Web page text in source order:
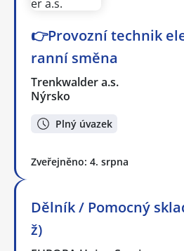
👉Provozní technik
ranní směna
Trenkwalder a.s.
Nýrsko
Plný úvazek
Zveřejněno: 4. srpna
Dělník / Pomocný
ž)